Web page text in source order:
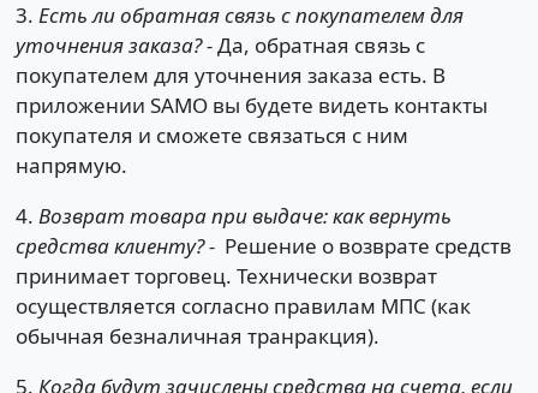
3. Есть ли обратная связь с покупателем для
уточнения заказа? -Да, обратная связь с
покупателем для уточнения заказа есть. В
приложении SAMO вы будете видеть контакты
покупателя и сможете связаться с ним
напрямую.
4. Возврат товара при выдаче: как вернуть
средства клиенту? - Решение о возврате средств
принимает торговец. Технически возврат
осуществляется согласно правилам МПС (как
обычная безналичная транpакция).
5. Когда будут зачислены средства на счета, если